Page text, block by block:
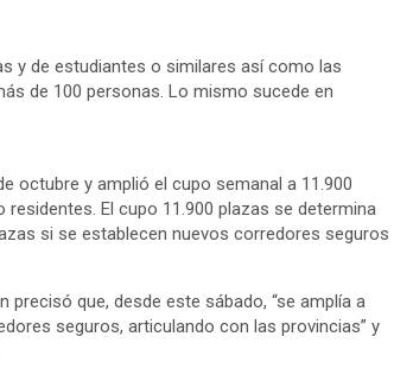
y de estudiantes o similares así como las
de 100 personas. Lo mismo sucede en
octubre y amplió el cupo semanal a 11.900
El cupo 11.900 plazas se determina
si se establecen nuevos corredores seguros
precisó que, desde este sábado, “se amplía a
seguros, articulando con las provincias” y